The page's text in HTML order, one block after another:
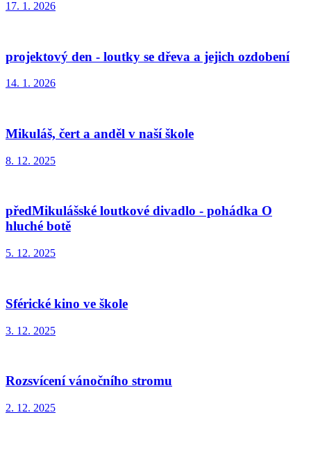
17. 1. 2026
projektový den - loutky se dřeva a jejich ozdobení
14. 1. 2026
Mikuláš, čert a anděl v naší škole
8. 12. 2025
předMikulášské loutkové divadlo - pohádka O
hluché botě
5. 12. 2025
Sférické kino ve škole
3. 12. 2025
Rozsvícení vánočního stromu
2. 12. 2025